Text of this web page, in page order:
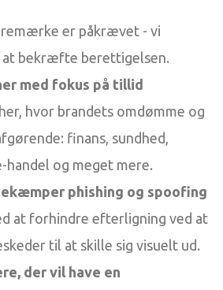
er påkrævet - vi
bekræfte berettigelsen.
med fokus på tillid
hvor brandets omdømme og
finans, sundhed,
handel og meget mere.
phishing og spoofing
at forhindre efterligning ved at
til at skille sig visuelt ud.
der vil have en